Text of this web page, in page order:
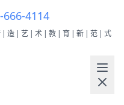
666-4114
|造|艺|术|教|育|新|范|式